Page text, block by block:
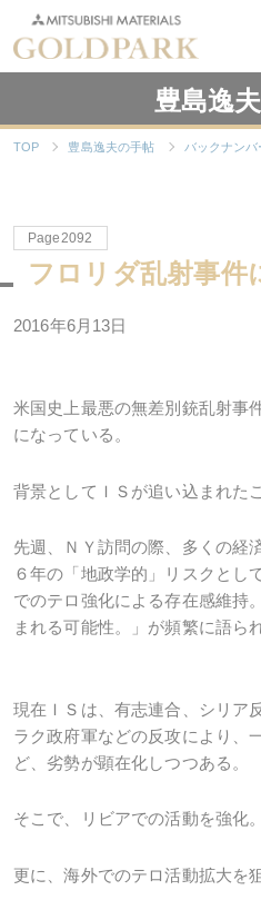
豊島逸
TOP 豊島逸夫の手帖 バックナンバ
Page2092
フロリダ乱射事件
2016年6月13日
米国史上最悪の無差別銃乱射事
になっている。
背景としてＩＳが追い込まれた
先週、ＮＹ訪問の際、多くの経
６年の「地政学的」リスクとし
でのテロ強化による存在感維持
まれる可能性。」が頻繁に語ら
現在ＩＳは、有志連合、シリア
ラク政府軍などの反攻により、
ど、劣勢が顕在化しつつある。
そこで、リビアでの活動を強化。
更に、海外でのテロ活動拡大を